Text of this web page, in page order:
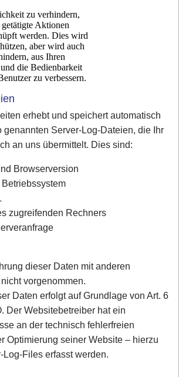
erhebt und speichert automatisch
genannten Server-Log-Dateien, die Ihr
an uns übermittelt. Dies sind:
Browserversion
zugreifenden Rechners
dieser Daten mit anderen
vorgenommen.
Daten erfolgt auf Grundlage von Art. 6
Der Websitebetreiber hat ein
an der technisch fehlerfreien
Optimierung seiner Website – hierzu
Files erfasst werden.